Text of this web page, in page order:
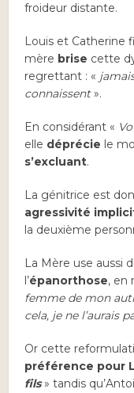
froideur distante.
Louis et Catherine
mère brise cette
regrettant : «
connaissent».
En considérant «
elle déprécie le
s’excluant.
La génitrice est
agressivité
la deuxième
La Mère use aussi
l’épanorthose, en
femme de mon
cela, je ne l’aurais
Or cette
préférence pour
fils» tandis